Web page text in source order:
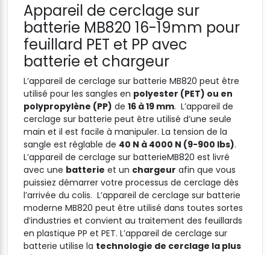
Appareil de cerclage sur
batterie MB820 16-19mm pour
feuillard PET et PP avec
batterie et chargeur
L’appareil de cerclage sur batterie MB820 peut être
utilisé pour les sangles en polyester (PET) ou en
polypropylène (PP) de 16 à 19 mm. L’appareil de
cerclage sur batterie peut être utilisé d’une seule
main et il est facile à manipuler. La tension de la
sangle est réglable de 40 N à 4000 N (9-900 lbs).
L’appareil de cerclage sur batterieMB820 est livré
avec une batterie et un chargeur afin que vous
puissiez démarrer votre processus de cerclage dès
l’arrivée du colis. L’appareil de cerclage sur batterie
moderne MB820 peut être utilisé dans toutes sortes
d’industries et convient au traitement des feuillards
en plastique PP et PET. L’appareil de cerclage sur
batterie utilise la technologie de cerclage la plus